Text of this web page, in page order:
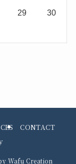
29 30
CONTACT
Wafu Creation